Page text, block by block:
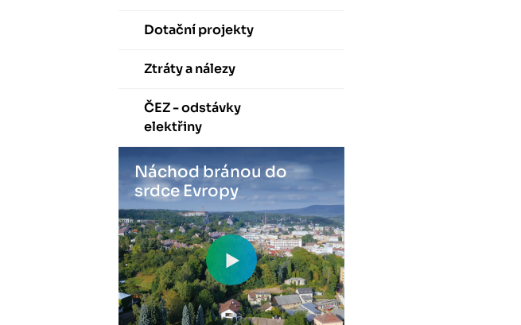
Dotační projekty
Ztráty a nálezy
ČEZ - odstávky
elektřiny
Náchod bránou do
srdce Evropy